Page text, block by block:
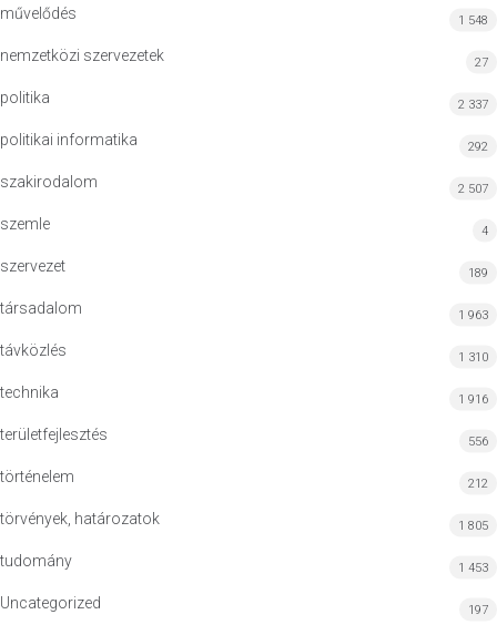
művelődés 1 548
nemzetközi szervezetek 27
politika 2 337
politikai informatika 292
szakirodalom 2 507
szemle 4
szervezet 189
társadalom 1 963
távközlés 1 310
technika 1 916
területfejlesztés 556
történelem 212
törvények, határozatok 1 805
tudomány 1 453
Uncategorized 197